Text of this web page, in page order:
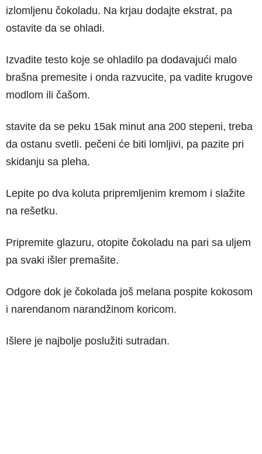
izlomljenu čokoladu. Na krjau dodajte ekstrat, pa
ostavite da se ohladi.
Izvadite testo koje se ohladilo pa dodavajući malo
brašna premesite i onda razvucite, pa vadite krugove
modlom ili čašom.
stavite da se peku 15ak minut ana 200 stepeni, treba
da ostanu svetli. pečeni će biti lomljivi, pa pazite pri
skidanju sa pleha.
Lepite po dva koluta pripremljenim kremom i slažite
na rešetku.
Pripremite glazuru, otopite čokoladu na pari sa uljem
pa svaki išler premašite.
Odgore dok je čokolada još melana pospite kokosom
i narendanom narandžinom koricom.
Išlere je najbolje poslužiti sutradan.